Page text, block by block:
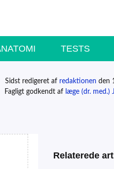
TESTS
Sidst redigeret af redaktionen den
Fagligt godkendt af læge (dr. med.)
Relaterede